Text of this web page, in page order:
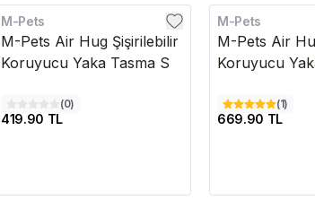
M-Pets
M-Pets Air Hug Şişirilebilir
Koruyucu Yaka Tasma S
(0)
419.90 TL
M-Pets
M-Pets Air
Koruyucu
(1)
669.90 TL